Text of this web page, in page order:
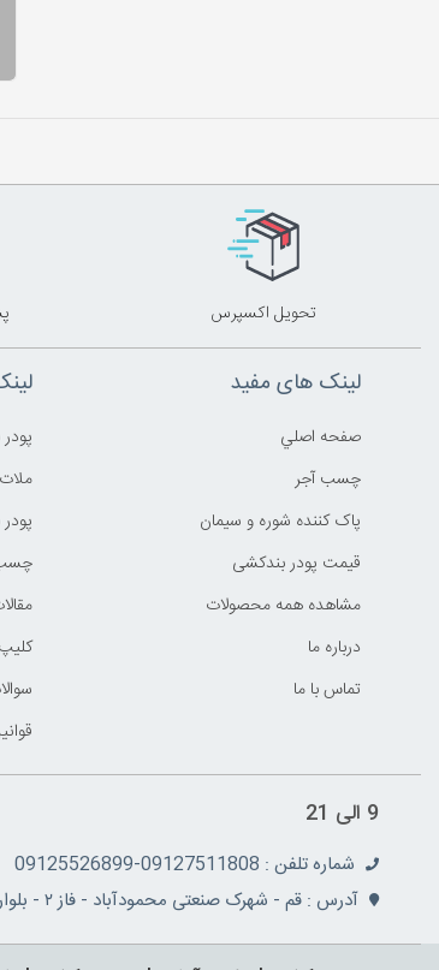
تحويل اکسپرس
لینک های مفید
صفحه اصلي
چسب آجر
پاک کننده شوره و سیمان
قیمت پودر بندکشی
مشاهده همه محصولات
درباره ما
تماس با ما
کليپ
9 الی 21
شماره تلفن : 09127511808-09125526899
آدرس : قم - شهرک صنعتی محمودآباد - فاز ۲ - بلوار خلیج فارس - نبش کوچه ۵